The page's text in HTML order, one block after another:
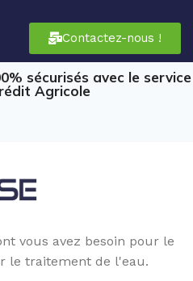
Contactez-nous !
sécurisés avec le service
Agricole
vous avez besoin pour le
le traitement de l'eau.